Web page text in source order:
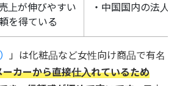
上が伸びやすい
を得ている
・中国国内の法人
」は化粧品など女性向け商品で有名
ーカーから直接仕入れているため